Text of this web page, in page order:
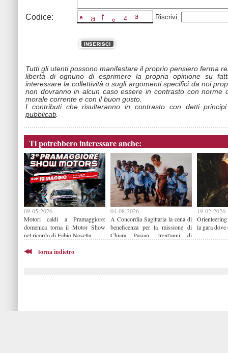
Codice: Riscrivi:
Tutti gli utenti possono manifestare il proprio pensiero ferma
libertà di ognuno di esprimere la propria opinione su
interessare la collettività o sugli argomenti specifici da noi
non dovranno in alcun caso essere in contrasto con norme
morale corrente e con il buon gusto.
I contributi che risulteranno in contrasto con detti
pubblicati.
Ti potrebbero interessare anche:
09-05-2026
Motori caldi a Pramaggiore:
domenica torna il Motor Show
nel ricordo di Fabio Nosella
04-08-2026
A Concordia Sagittaria la cena di
beneficenza per la missione di
Chiara Pasian: trent'anni di
19-02-2026
la gara
torna indietro